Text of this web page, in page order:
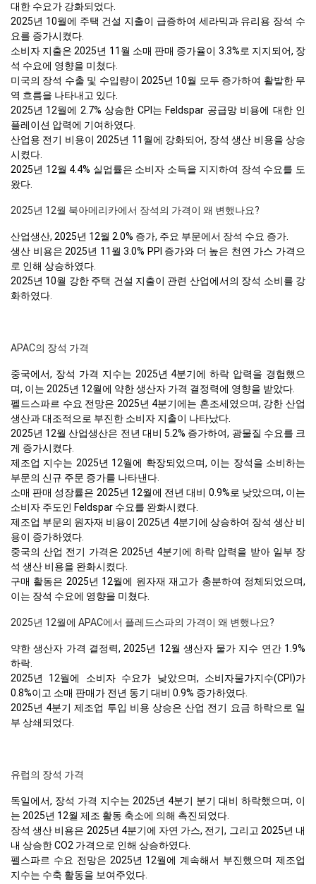
대한 수요가 강화되었다.
2025년 10월에 주택 건설 지출이 급증하여 세라믹과 유리용 장석 수
요를 증가시켰다.
소비자 지출은 2025년 11월 소매 판매 증가율이 3.3%로 지지되어, 장
석 수요에 영향을 미쳤다.
미국의 장석 수출 및 수입량이 2025년 10월 모두 증가하여 활발한 무
역 흐름을 나타내고 있다.
2025년 12월에 2.7% 상승한 CPI는 Feldspar 공급망 비용에 대한 인
플레이션 압력에 기여하였다.
산업용 전기 비용이 2025년 11월에 강화되어, 장석 생산 비용을 상승
시켰다.
2025년 12월 4.4% 실업률은 소비자 소득을 지지하여 장석 수요를 도
왔다.
2025년 12월 북아메리카에서 장석의 가격이 왜 변했나요?
산업생산, 2025년 12월 2.0% 증가, 주요 부문에서 장석 수요 증가.
생산 비용은 2025년 11월 3.0% PPI 증가와 더 높은 천연 가스 가격으
로 인해 상승하였다.
2025년 10월 강한 주택 건설 지출이 관련 산업에서의 장석 소비를 강
화하였다.
APAC의 장석 가격
중국에서, 장석 가격 지수는 2025년 4분기에 하락 압력을 경험했으
며, 이는 2025년 12월에 약한 생산자 가격 결정력에 영향을 받았다.
펠드스파르 수요 전망은 2025년 4분기에는 혼조세였으며, 강한 산업
생산과 대조적으로 부진한 소비자 지출이 나타났다.
2025년 12월 산업생산은 전년 대비 5.2% 증가하여, 광물질 수요를 크
게 증가시켰다.
제조업 지수는 2025년 12월에 확장되었으며, 이는 장석을 소비하는
부문의 신규 주문 증가를 나타낸다.
소매 판매 성장률은 2025년 12월에 전년 대비 0.9%로 낮았으며, 이는
소비자 주도인 Feldspar 수요를 완화시켰다.
제조업 부문의 원자재 비용이 2025년 4분기에 상승하여 장석 생산 비
용이 증가하였다.
중국의 산업 전기 가격은 2025년 4분기에 하락 압력을 받아 일부 장
석 생산 비용을 완화시켰다.
구매 활동은 2025년 12월에 원자재 재고가 충분하여 정체되었으며,
이는 장석 수요에 영향을 미쳤다.
2025년 12월에 APAC에서 플레드스파의 가격이 왜 변했나요?
약한 생산자 가격 결정력, 2025년 12월 생산자 물가 지수 연간 1.9%
하락.
2025년 12월에 소비자 수요가 낮았으며, 소비자물가지수(CPI)가
0.8%이고 소매 판매가 전년 동기 대비 0.9% 증가하였다.
2025년 4분기 제조업 투입 비용 상승은 산업 전기 요금 하락으로 일
부 상쇄되었다.
유럽의 장석 가격
독일에서, 장석 가격 지수는 2025년 4분기 분기 대비 하락했으며, 이
는 2025년 12월 제조 활동 축소에 의해 촉진되었다.
장석 생산 비용은 2025년 4분기에 자연 가스, 전기, 그리고 2025년 내
내 상승한 CO2 가격으로 인해 상승하였다.
펠스파르 수요 전망은 2025년 12월에 계속해서 부진했으며 제조업
지수는 수축 활동을 보여주었다.